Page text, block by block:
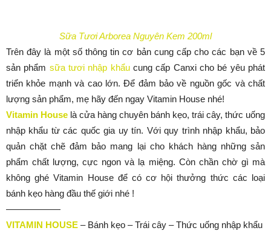
Sữa Tươi Arborea Nguyên Kem 200ml
Trên đây là một số thông tin cơ bản cung cấp cho các bạn về 5
sản phẩm sữa tươi nhập khẩucung cấp Canxi cho bé yêu phát
triển khỏe mạnh và cao lớn. Để đảm bảo về nguồn gốc và chất
lượng sản phẩm, mẹ hãy đến ngay Vitamin House nhé!
Vitamin House là cửa hàng chuyên bánh kẹo, trái cây, thức uống
nhập khẩu từ các quốc gia uy tín. Với quy trình nhập khẩu, bảo
quản chặt chẽ đảm bảo mang lại cho khách hàng những sản
phẩm chất lượng, cực ngon và lạ miệng. Còn chần chờ gì mà
không ghé Vitamin House để có cơ hội thưởng thức các loại
bánh kẹo hàng đầu thế giới nhé !
——————
VITAMIN HOUSE – Bánh kẹo – Trái cây – Thức uống nhập khẩu